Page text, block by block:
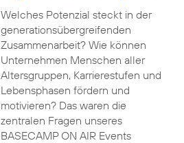
Welches Potenzial steckt in der
generationsübergreifenden
Zusammenarbeit? Wie können
Unternehmen Menschen aller
Altersgruppen, Karrierestufen und
Lebensphasen fördern und
motivieren? Das waren die
zentralen Fragen unseres
BASECAMP ON AIR Events